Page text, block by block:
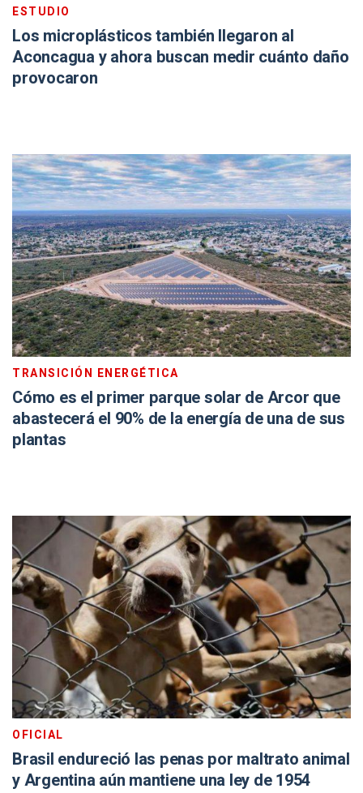
ESTUDIO
Los microplásticos también llegaron al
Aconcagua y ahora buscan medir cuánto daño
provocaron
TRANSICIÓN ENERGÉTICA
Cómo es el primer parque solar de Arcor que
abastecerá el 90% de la energía de una de sus
plantas
OFICIAL
Brasil endureció las penas por maltrato animal
y Argentina aún mantiene una ley de 1954